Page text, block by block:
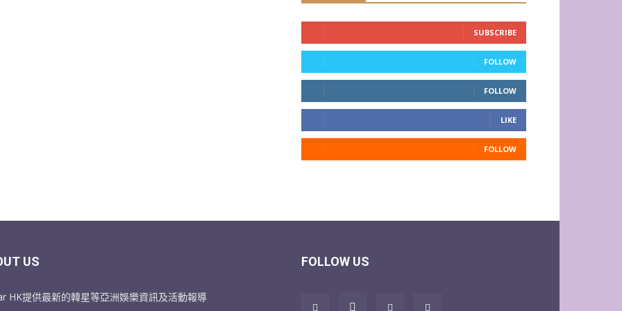
SUBSCRIBE
FOLLOW
FOLLOW
LIKE
FOLLOW
US
HK提供最新的韓星等亞洲娛樂資訊及活動報導
FOLLOW US